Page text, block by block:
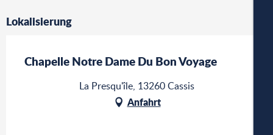
Lokalisierung
Chapelle Notre Dame Du Bon Voyage
La Presqu'île, 13260 Cassis
Anfahrt